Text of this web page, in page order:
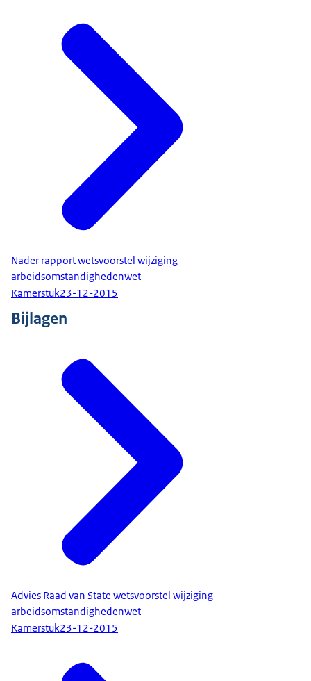
Nader rapport wetsvoorstel wijziging
arbeidsomstandighedenwet
Kamerstuk23-12-2015
Bijlagen
Advies Raad van State wetsvoorstel wijziging
arbeidsomstandighedenwet
Kamerstuk23-12-2015